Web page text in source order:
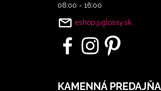
08:00 - 16:00
eshop@glossy.sk
KAMENNÁ PREDAJŇA